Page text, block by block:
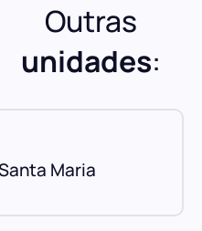
Outras
unidades:
Maria